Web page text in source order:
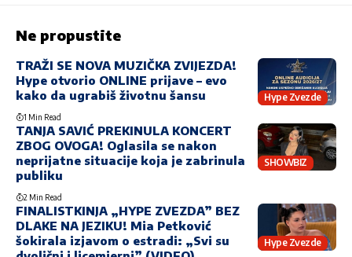
Ne propustite
Hype Zvezde
TRAŽI SE NOVA MUZIČKA ZVIJEZDA!
Hype otvorio ONLINE prijave – evo
kako da ugrabiš životnu šansu
1 Min Read
SHOWBIZ
TANJA SAVIĆ PREKINULA KONCERT
ZBOG OVOGA! Oglasila se nakon
neprijatne situacije koja je zabrinula
publiku
2 Min Read
Hype Zvezde
FINALISTKINJA „HYPE ZVEZDA” BEZ
DLAKE NA JEZIKU! Mia Petković
šokirala izjavom o estradi: „Svi su